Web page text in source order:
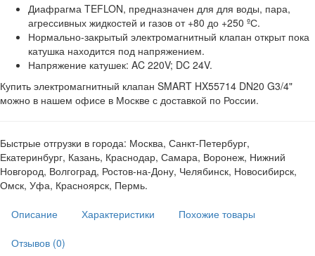
Диафрагма TEFLON, предназначен для для воды, пара,
агрессивных жидкостей и газов от +80 до +250 ºС.
Нормально-закрытый электромагнитный клапан открыт пока
катушка находится под напряжением.
Напряжение катушек: AC 220V; DC 24V.
Купить электромагнитный клапан SMART HX55714 DN20 G3/4"
можно в нашем офисе в Москве с доставкой по России.
Быстрые отгрузки в города: Москва, Санкт-Петербург,
Екатеринбург, Казань, Краснодар, Самара, Воронеж, Нижний
Новгород, Волгоград, Ростов-на-Дону, Челябинск, Новосибирск,
Омск, Уфа, Красноярск, Пермь.
Описание Характеристики Похожие товары
Отзывов (0)